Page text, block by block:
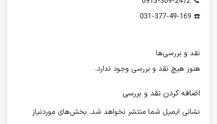
☎️ 031-377-49-169
نقد و بررسی‌ها
هنوز هیچ نقد و بررسی وجود ندارد.
اضافه کردن نقد و بررسی
نشانی ایمیل شما منتشر نخواهد شد. بخش‌های موردنیاز